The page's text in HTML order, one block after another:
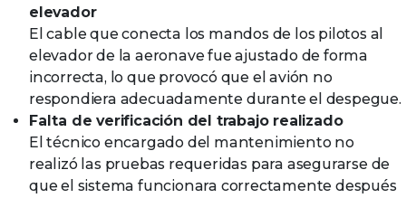
elevador
El cable que conecta los mandos de los pilotos al
elevador de la aeronave fue ajustado de forma
incorrecta, lo que provocó que el avión no
respondiera adecuadamente durante el despegue.
Falta de verificación del trabajo realizado
El técnico encargado del mantenimiento no
realizó las pruebas requeridas para asegurarse de
que el sistema funcionara correctamente después